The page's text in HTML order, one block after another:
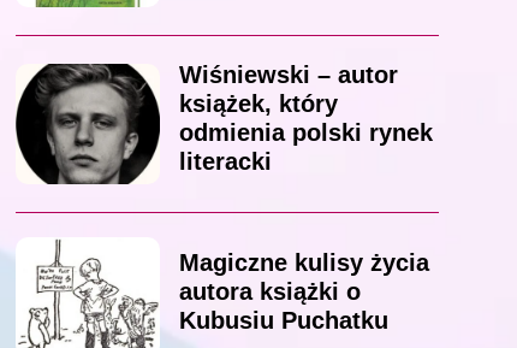
Wiśniewski – autor
książek, który
odmienia polski rynek
literacki
Magiczne kulisy życia
autora książki o
Kubusiu Puchatku